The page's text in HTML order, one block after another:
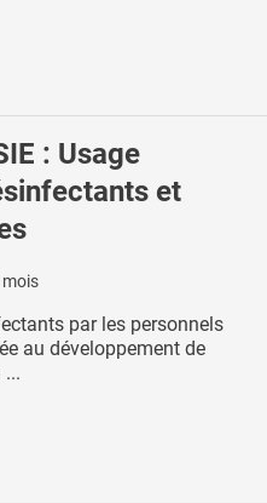
: Usage
et
mois
par les personnels
au développement de